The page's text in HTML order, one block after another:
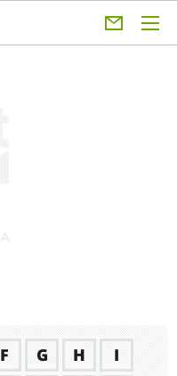
F G H
I